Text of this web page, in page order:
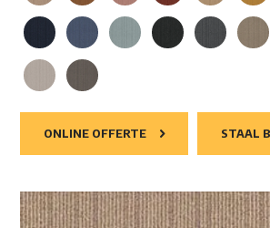
ONLINE OFFERTE STAAL